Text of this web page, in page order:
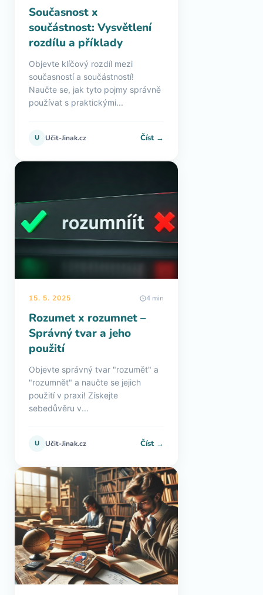
Současnost x
součástnost: Vysvětlení
rozdílu a příklady
Objevte klíčový rozdíl mezi
současností a součástností!
Naučte se, jak tyto pojmy správně
používat s praktickými...
U Učit-Jinak.cz Číst →
15. 5. 2025 4 min
Rozumet x rozumnet –
Správný tvar a jeho
použití
Objevte správný tvar "rozumět" a
"rozumnět" a naučte se jejich
použití v praxi! Získejte
sebedůvěru v...
U Učit-Jinak.cz Číst →